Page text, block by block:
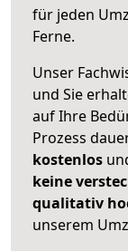
für jeden
Ferne.
Unser
und Sie
auf Ihre
Prozess
kostenlos
keine
qualitativ
unserem